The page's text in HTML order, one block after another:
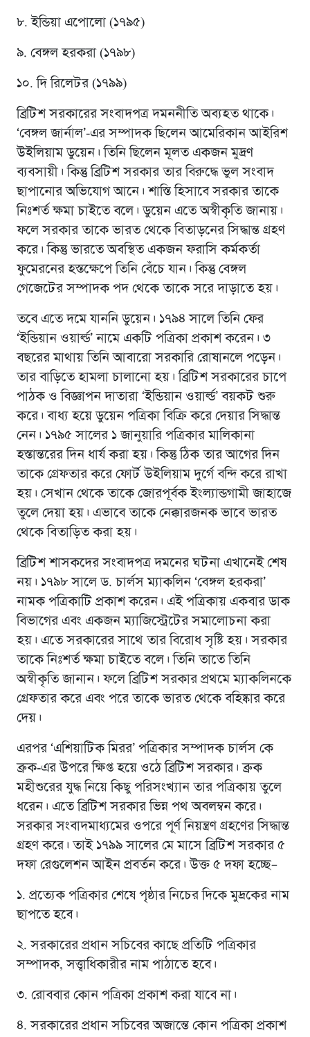
৮. ইন্ডিয়া এপোলো (১৭৯৫)
৯. বেঙ্গল হরকরা (১৭৯৮)
১০. দি রিলেটর (১৭৯৯)
ব্রিটিশ সরকারের সংবাদপত্র দমননীতি অব্যহত থাকে।
‘বেঙ্গল জার্নাল’-এর সম্পাদক ছিলেন আমেরিকান আইরিশ
উইলিয়াম ডুয়েন। তিনি ছিলেন মূলত একজন মুদ্রণ
ব্যবসায়ী। কিন্তু ব্রিটিশ সরকার তার বিরুদ্ধে ভুল সংবাদ
ছাপানোর অভিযোগ আনে। শাস্তি হিসাবে সরকার তাকে
নিঃশর্ত ক্ষমা চাইতে বলে। ডুয়েন এতে অস্বীকৃতি জানায়।
ফলে সরকার তাকে ভারত থেকে বিতাড়নের সিদ্ধান্ত গ্রহণ
করে। কিন্তু ভারতে অবস্থিত একজন ফরাসি কর্মকর্তা
ফুমেরনের হস্তক্ষেপে তিনি বেঁচে যান। কিন্তু বেঙ্গল
গেজেটের সম্পাদক পদ থেকে তাকে সরে দাড়াতে হয়।
তবে এতে দমে যাননি ডুয়েন। ১৭৯৪ সালে তিনি ফের
‘ইন্ডিয়ান ওয়ার্ল্ড’ নামে একটি পত্রিকা প্রকাশ করেন। ৩
বছরের মাথায় তিনি আবারো সরকারি রোষানলে পড়েন।
তার বাড়িতে হামলা চালানো হয়। ব্রিটিশ সরকারের চাপে
পাঠক ও বিজ্ঞাপন দাতারা ‘ইন্ডিয়ান ওয়ার্ল্ড’ বয়কট শুরু
করে। বাধ্য হয়ে ডুয়েন পত্রিকা বিক্রি করে দেয়ার সিদ্ধান্ত
নেন। ১৭৯৫ সালের ১ জানুয়ারি পত্রিকার মালিকানা
হস্তান্তরের দিন ধার্য করা হয়। কিন্তু ঠিক তার আগের দিন
তাকে গ্রেফতার করে ফোর্ট উইলিয়াম দুর্গে বন্দি করে রাখা
হয়। সেখান থেকে তাকে জোরপূর্বক ইংল্যান্ডগামী জাহাজে
তুলে দেয়া হয়। এভাবে তাকে নেক্কারজনক ভাবে ভারত
থেকে বিতাড়িত করা হয়।
ব্রিটিশ শাসকদের সংবাদপত্র দমনের ঘটনা এখানেই শেষ
নয়। ১৭৯৮ সালে ড. চার্লস ম্যাকলিন ‘বেঙ্গল হরকরা’
নামক পত্রিকাটি প্রকাশ করেন। এই পত্রিকায় একবার ডাক
বিভাগের এবং একজন ম্যাজিস্ট্রেটের সমালোচনা করা
হয়। এতে সরকারের সাথে তার বিরোধ সৃষ্টি হয়। সরকার
তাকে নিঃশর্ত ক্ষমা চাইতে বলে। তিনি তাতে তিনি
অস্বীকৃতি জানান। ফলে ব্রিটিশ সরকার প্রথমে ম্যাকলিনকে
গ্রেফতার করে এবং পরে তাকে ভারত থেকে বহিষ্কার করে
দেয়।
এরপর ‘এশিয়াটিক মিরর’ পত্রিকার সম্পাদক চার্লস কে
ব্রুক-এর উপরে ক্ষিপ্ত হয়ে ওঠে ব্রিটিশ সরকার। ব্রুক
মহীশুরের যুদ্ধ নিয়ে কিছু পরিসংখ্যান তার পত্রিকায় তুলে
ধরেন। এতে ব্রিটিশ সরকার ভিন্ন পথ অবলম্বন করে।
সরকার সংবাদমাধ্যমের ওপরে পূর্ণ নিয়ন্ত্রণ গ্রহণের সিদ্ধান্ত
গ্রহণ করে। তাই ১৭৯৯ সালের মে মাসে ব্রিটিশ সরকার ৫
দফা রেগুলেশন আইন প্রবর্তন করে। উক্ত ৫ দফা হচ্ছে–
১. প্রত্যেক পত্রিকার শেষে পৃষ্ঠার নিচের দিকে মুদ্রকের নাম
ছাপতে হবে।
২. সরকারের প্রধান সচিবের কাছে প্রতিটি পত্রিকার
সম্পাদক, সত্ত্বাধিকারীর নাম পাঠাতে হবে।
৩. রোববার কোন পত্রিকা প্রকাশ করা যাবে না।
৪. সরকারের প্রধান সচিবের অজান্তে কোন পত্রিকা প্রকাশ